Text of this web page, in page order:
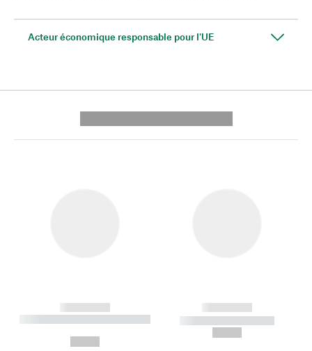
Acteur économique responsable pour l'UE
------------
----------- ----------- --------
------------
----------- -----------